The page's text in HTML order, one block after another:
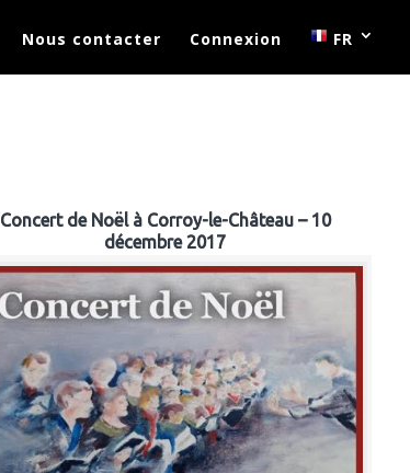
Nous contacter Connexion FR
Concert de Noël à Corroy-le-Château – 10
décembre 2017